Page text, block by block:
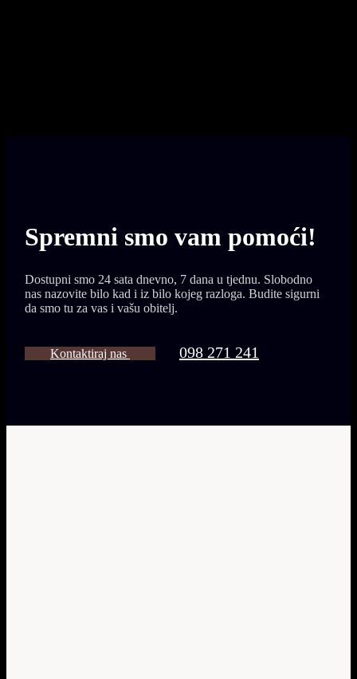
Spremni smo vam pomoći!
Dostupni smo 24 sata dnevno, 7 dana u tjednu. Slobodno
nas nazovite bilo kad i iz bilo kojeg razloga. Budite sigurni
da smo tu za vas i vašu obitelj.
Kontaktiraj nas 098 271 241